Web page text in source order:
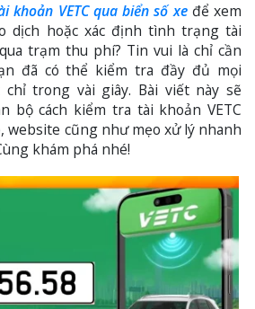
khoản VETC qua biển số xeđể xem
dịch hoặc xác định tình trạng tài
trạm thu phí? Tin vui là chỉ cần
đã có thể kiểm tra đầy đủ mọi
trong vài giây. Bài viết này sẽ
bộ cách kiểm tra tài khoản VETC
website cũng như mẹo xử lý nhanh
khám phá nhé!